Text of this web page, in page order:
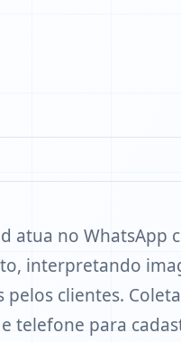
atua no WhatsApp
interpretando
pelos clientes.
telefone para